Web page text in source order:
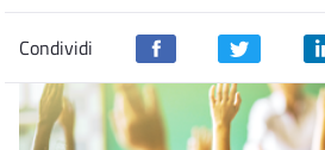
Condividi